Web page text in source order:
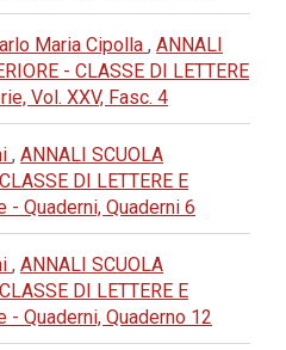
Maria Cipolla , ANNALI
- CLASSE DI LETTERE
Vol. XXV, Fasc. 4
, ANNALI SCUOLA
DI LETTERE E
- Quaderni, Quaderni 6
, ANNALI SCUOLA
DI LETTERE E
- Quaderni, Quaderno 12